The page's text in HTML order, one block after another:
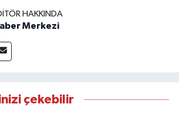
HAKKINDA
Merkezi
çekebilir